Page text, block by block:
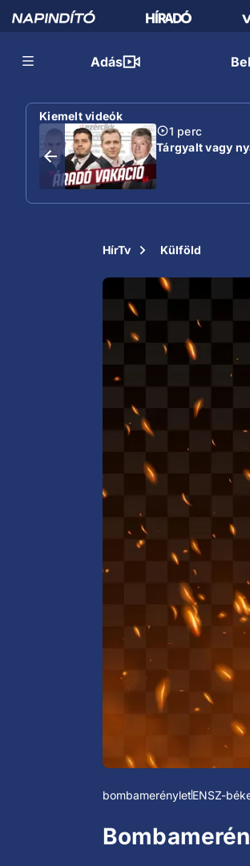
Adás
Kiemelt videók
1 perc
Tárgyalt vagy
HírTv Külföld
bombamerényletENSZ-